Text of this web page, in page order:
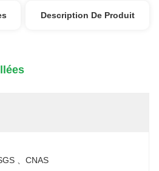
Description De Produit
、CNAS